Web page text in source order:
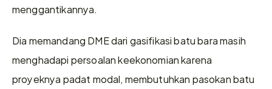
menggantikannya.
Dia memandang DME dari gasifikasi batu bara masih
menghadapi persoalan keekonomian karena
proyeknya padat modal, membutuhkan pasokan batu